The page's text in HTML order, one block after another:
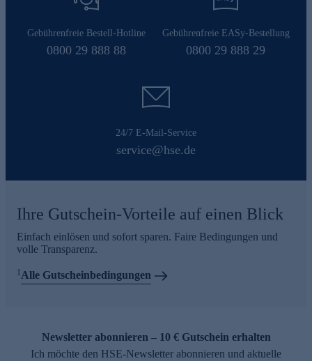
Gebührenfreie Bestell-Hotline
0800 29 888 88
Gebührenfreie EASy-Bestellung
0800 29 888 29
24/7 E-Mail-Service
service@hse.de
Ihre Gutschein-Vorteile auf einen Blick
Einfach einlösen und sofort sparen. Faire Bedingungen und
volle Transparenz.
1Alle Gutscheinbedingungen
Newsletter abonnieren – 10 € Gutschein erhalten
Ich möchte den HSE-Newsletter abonnieren und aktuelle